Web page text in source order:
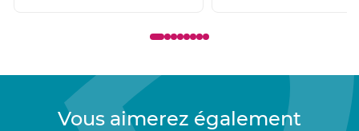
Vous aimerez également